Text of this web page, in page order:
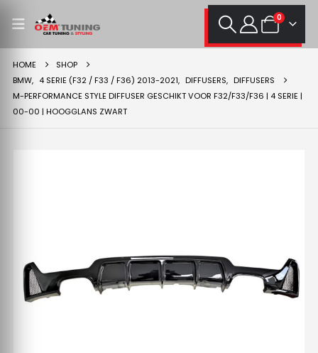
0
HOME
SHOP
BMW, 4 SERIE (F32 / F33 / F36) 2013-2021, DIFFUSERS, DIFFUSERS
M-PERFORMANCE STYLE DIFFUSER GESCHIKT VOOR F32/F33/F36 | 4 SERIE |
00-00 | HOOGGLANS ZWART